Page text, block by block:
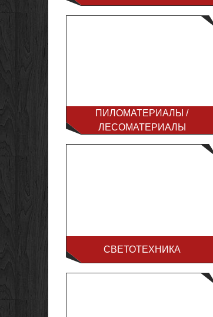
ПИЛОМАТЕРИАЛЫ /
ЛЕСОМАТЕРИАЛЫ
СВЕТОТЕХНИКА